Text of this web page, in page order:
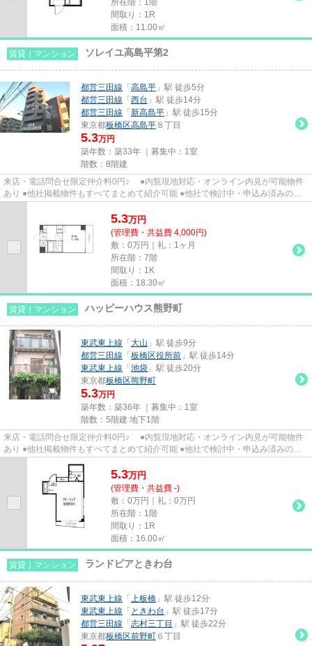
所在階：1階
間取り：1R
面積：11.00㎡
賃貸｜マンション ソレイユ高島平第2
都営三田線 「 高島平 」駅 徒歩5分
都営三田線 「 西台 」駅 徒歩14分
都営三田線 「 新高島平 」駅 徒歩15分
東京都板橋区高島平 ８丁目
5.3万円
築年数：築33年 ｜募集中： 1室
階数：8階建
来店・電話問合せ限定仲介料0円♪ ●内覧現地対応・オンライン内見が可能物件
あり ●他社掲載物件もすべてまとめて紹介可能 ●他社で検討中・申込み済みのお
5.3万円
(管理費・共益費 4,000円)
敷：0万円｜礼：1ヶ月
所在階：7階
間取り：1K
面積：18.30㎡
賃貸｜マンション ハッピーハウス熊野町
東武東上線 「 大山 」駅 徒歩9分
都営三田線 「 板橋区役所前 」駅 徒歩14分
東武東上線 「 池袋 」駅 徒歩20分
東京都板橋区熊野町
5.3万円
築年数：築36年 ｜募集中： 1室
階数：5階建 地下1階
来店・電話問合せ限定仲介料0円♪ ●内覧現地対応・オンライン内見が可能物件
あり ●他社掲載物件もすべてまとめて紹介可能 ●他社で検討中・申込み済みのお
5.3万円
(管理費・共益費 -)
敷：0万円｜礼：0万円
所在階：1階
間取り：1R
面積：16.00㎡
賃貸｜マンション ランドピアときわ台
東武東上線 「 上板橋 」駅 徒歩12分
東武東上線 「 ときわ台 」駅 徒歩17分
都営三田線 「 志村三丁目 」駅 徒歩22分
東京都板橋区前野町 ６丁目